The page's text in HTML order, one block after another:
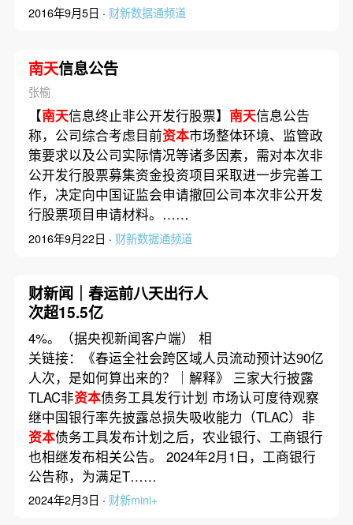
2016年9月5日 · 财新数据通频道
南天信息公告
张榆
【南天信息终止非公开发行股票】 南天信息公告
称，公司综合考虑目前资本市场整体环境、监管政
策要求以及公司实际情况等诸多因素，需对本次非
公开发行股票募集资金投资项目采取进一步完善工
作，决定向中国证监会申请撤回公司本次非公开发
行股票项目申请材料。……
2016年9月22日 · 财新数据通频道
财新闻｜春运前八天出行人
次超15.5亿
4%。（据央视新闻客户端） 相
关链接：《春运全社会跨区域人员流动预计达90亿
人次，是如何算出来的？｜解释》 三家大行披露
TLAC非资本债务工具发行计划 市场认可度待观察
继中国银行率先披露总损失吸收能力（TLAC）非
资本债务工具发布计划之后，农业银行、工商银行
也相继发布相关公告。 2024年2月1日，工商银行
公告称，为满足T……
2024年2月3日 · 财新mini+